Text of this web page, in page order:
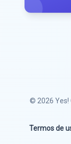
© 2026 Yes!
Termos de